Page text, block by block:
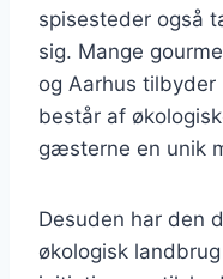
spisesteder også
sig. Mange
og Aarhus tilbyder
består af
gæsterne en unik
Desuden har den
økologisk